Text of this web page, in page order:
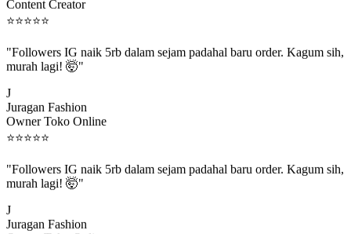
⭐⭐⭐⭐⭐
murah lagi! 🤯"
Juragan Fashion
Owner Toko Online
⭐⭐⭐⭐⭐
murah lagi! 🤯"
Juragan Fashion
Owner Toko Online